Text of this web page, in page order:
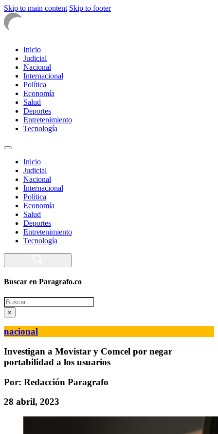
Skip to main content Skip to footer
Inicio
Judicial
Nacional
Internacional
Política
Economía
Salud
Deportes
Entretenimiento
Tecnología
Inicio
Judicial
Nacional
Internacional
Política
Economía
Salud
Deportes
Entretenimiento
Tecnología
Buscar en Paragrafo.co
Search
×
nacional
Investigan a Movistar y Comcel por negar
portabilidad a los usuarios
Por: Redacción Paragrafo
28 abril, 2023